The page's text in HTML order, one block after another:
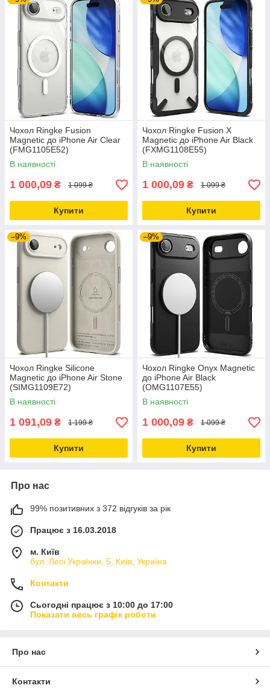
Чохол Ringke Fusion
Magnetic до iPhone Air Clear
(FMG1105E52)
В наявності
1 000,09 ₴ 1 099 ₴
Купити
Чохол Ringke Fusion X
Magnetic до iPhone Air Black
(FXMG1108E55)
В наявності
1 000,09 ₴ 1 099 ₴
Купити
–9%
Чохол Ringke Silicone
Magnetic до iPhone Air Stone
(SIMG1109E72)
В наявності
1 091,09 ₴ 1 199 ₴
Купити
–9%
Чохол Ringke Onyx Magnetic
до iPhone Air Black
(OMG1107E55)
В наявності
1 000,09 ₴ 1 099 ₴
Купити
Про нас
99% позитивних з 372 відгуків за рік
Працює з 16.03.2018
м. Київ
бул. Лесі Українки, 5, Київ, Україна
Контакти
Сьогодні працює з 10:00 до 17:00
Показати весь графік роботи
Про нас
Контакти